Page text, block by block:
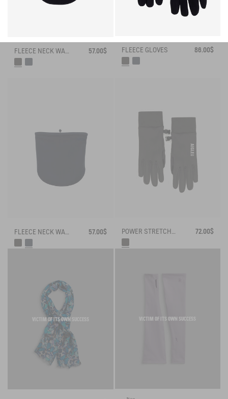
57.00$ FLEECE GLOVES 86.00$
FLEECE NECK WARMER 57.00$ POWER STRETCH® TOUCHSCREEN GLOVES 72.00$
VICTIM OF ITS OWN SUCCESS VICTIM OF ITS OWN SUCCESS